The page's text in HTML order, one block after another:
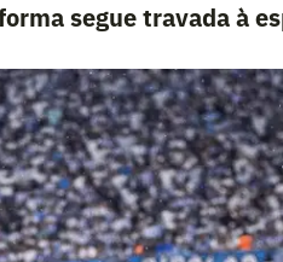
segue travada à